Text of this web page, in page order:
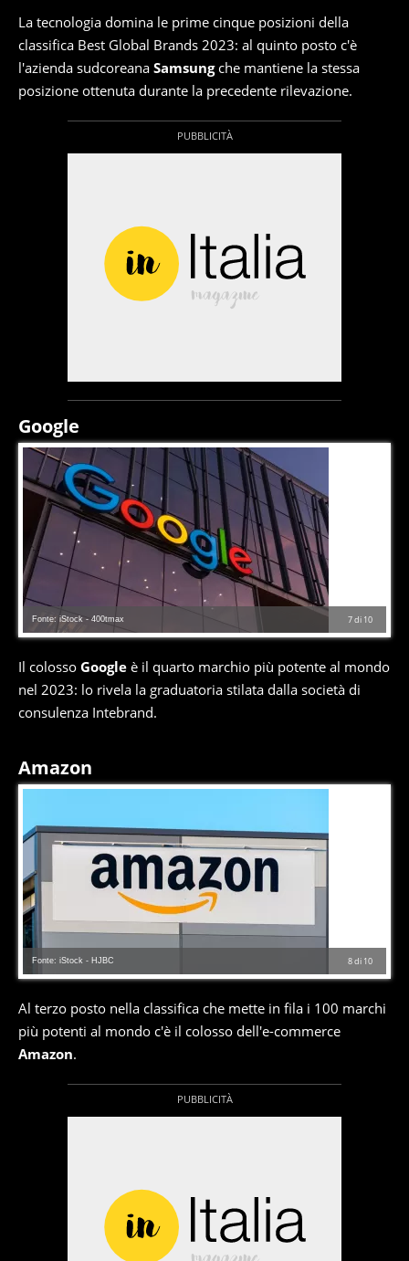
La tecnologia domina le prime cinque posizioni della
classifica Best Global Brands 2023: al quinto posto c'è
l'azienda sudcoreana Samsungche mantiene la stessa
posizione ottenuta durante la precedente rilevazione.
Google
7di 10
Fonte: iStock - 400tmax
Il colosso Google è il quarto marchio più potente al mondo
nel 2023: lo rivela la graduatoria stilata dalla società di
consulenza Intebrand.
Amazon
8di 10
Fonte: iStock - HJBC
Al terzo posto nella classifica che mette in fila i 100 marchi
più potenti al mondo c'è il colosso dell'e-commerce
Amazon.